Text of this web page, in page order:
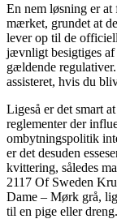
En nem løsning er
mærket, grundet at
lever op til de
jævnligt besigtiges af
gældende
assisteret, hvis du
Ligeså er det smart
reglementer der
ombytningspolitik
er det desuden
kvittering, således
2117 Of Sweden
Dame – Mørk grå,
til en pige eller dreng.